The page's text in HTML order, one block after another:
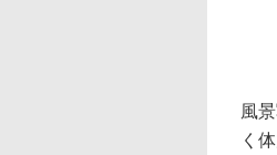
風
く